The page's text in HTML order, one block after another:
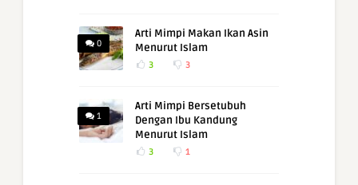
0
Arti Mimpi Makan Ikan Asin
Menurut Islam
3 3
1
Arti Mimpi Bersetubuh
Dengan Ibu Kandung
Menurut Islam
3 1